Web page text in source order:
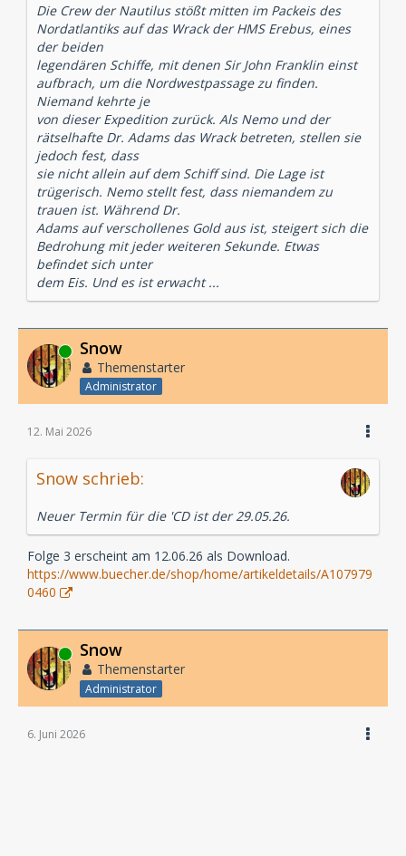
Die Crew der Nautilus stößt mitten im Packeis des
Nordatlantiks auf das Wrack der HMS Erebus, eines
der beiden
legendären Schiffe, mit denen Sir John Franklin einst
aufbrach, um die Nordwestpassage zu finden.
Niemand kehrte je
von dieser Expedition zurück. Als Nemo und der
rätselhafte Dr. Adams das Wrack betreten, stellen sie
jedoch fest, dass
sie nicht allein auf dem Schiff sind. Die Lage ist
trügerisch. Nemo stellt fest, dass niemandem zu
trauen ist. Während Dr.
Adams auf verschollenes Gold aus ist, steigert sich die
Bedrohung mit jeder weiteren Sekunde. Etwas
befindet sich unter
dem Eis. Und es ist erwacht ...
Online Snow
Themenstarter
Administrator
12. Mai 2026
Snow schrieb:
Neuer Termin für die 'CD ist der 29.05.26.
Folge 3 erscheint am 12.06.26 als Download.
https://www.buecher.de/shop/home/artikeldetails/A107979
0460
Online Snow
Themenstarter
Administrator
6. Juni 2026